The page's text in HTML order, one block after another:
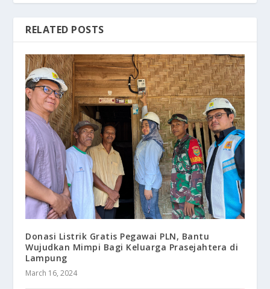
RELATED POSTS
Donasi Listrik Gratis Pegawai PLN, Bantu
Wujudkan Mimpi Bagi Keluarga Prasejahtera di
Lampung
March 16, 2024